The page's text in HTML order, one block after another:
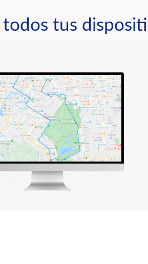
tus